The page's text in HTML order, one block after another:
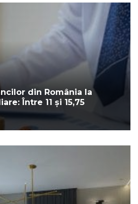
din România la
Între 11 și 15,75